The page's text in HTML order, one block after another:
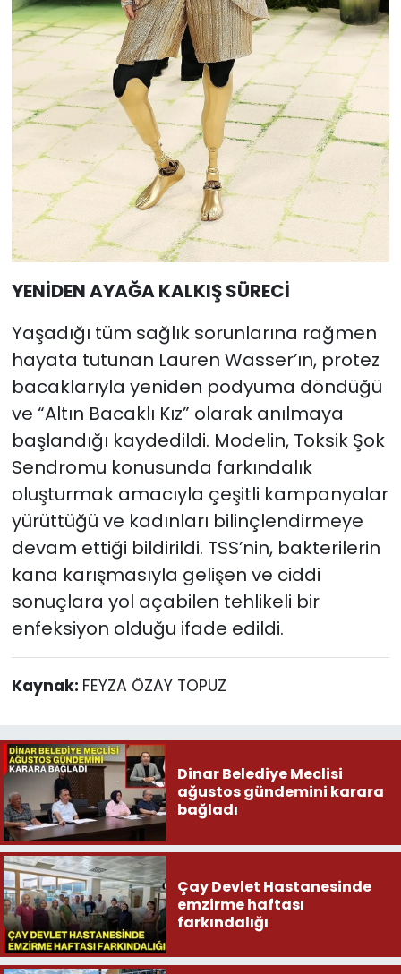
YENİDEN AYAĞA KALKIŞ SÜRECİ
Yaşadığı tüm sağlık sorunlarına rağmen
hayata tutunan Lauren Wasser’ın, protez
bacaklarıyla yeniden podyuma döndüğü
ve “Altın Bacaklı Kız” olarak anılmaya
başlandığı kaydedildi. Modelin, Toksik Şok
Sendromu konusunda farkındalık
oluşturmak amacıyla çeşitli kampanyalar
yürüttüğü ve kadınları bilinçlendirmeye
devam ettiği bildirildi. TSS’nin, bakterilerin
kana karışmasıyla gelişen ve ciddi
sonuçlara yol açabilen tehlikeli bir
enfeksiyon olduğu ifade edildi.
Kaynak: FEYZA ÖZAY TOPUZ
Dinar Belediye Meclisi
ağustos gündemini karara
bağladı
Çay Devlet Hastanesinde
emzirme haftası
farkındalığı